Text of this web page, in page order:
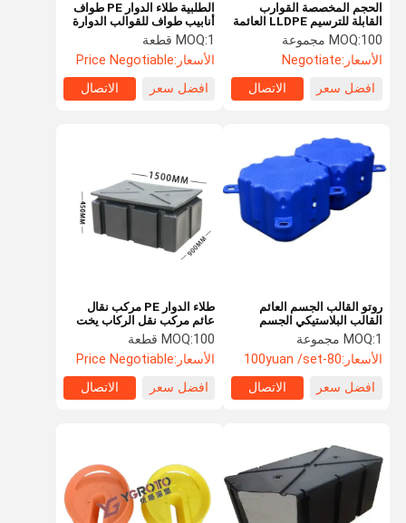
الحجم المخصصة القوارب
القابلة للترسيم LLDPE العائمة
Rotoplastic Die
MOQ:100 مجموعة
الأسعار:Negotiate
افضل سعر
الاتصال
الطلبية طلاء الدوار PE طواف
أنابيب طواف للقوالب الدوارة
قوية القدرة على تحمل
MOQ:1 قطعة
الأسعار:Price Negotiable
افضل سعر
الاتصال
روتو القالب الجسم العائم
القالب البلاستيكي الجسم
العائم الممر
MOQ:1 مجموعة
الأسعار:80-100yuan /set
افضل سعر
الاتصال
طلاء الدوار PE مركب نقال
عائم مركب نقل الركاب يخت
مارينا مركب نقال
MOQ:100 قطعة
الأسعار:Price Negotiable
افضل سعر
الاتصال